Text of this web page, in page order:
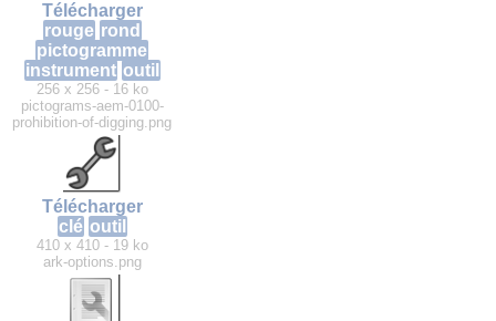
Télécharger
rouge rond
pictogramme
instrument outil
256 x 256 - 16 ko
pictograms-aem-0100-
prohibition-of-digging.png
Télécharger
clé outil
410 x 410 - 19 ko
ark-options.png